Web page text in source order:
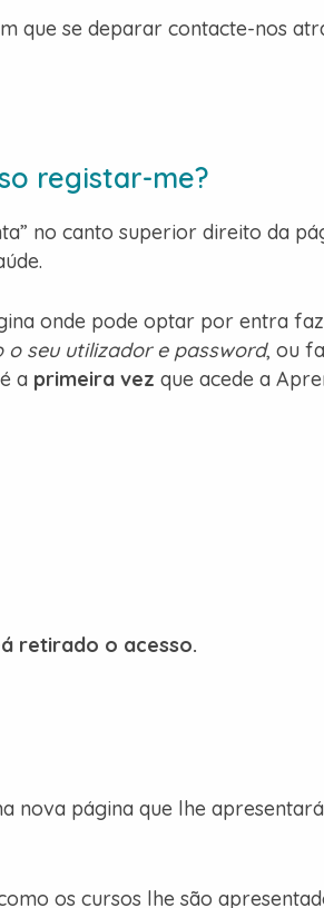
que se deparar contacte-nos
registar-me?
no canto superior direito da
onde pode optar por entra
seu utilizador e password, ou
a primeira vez que acede a
retirado o acesso.
nova página que lhe apresentará
os cursos lhe são